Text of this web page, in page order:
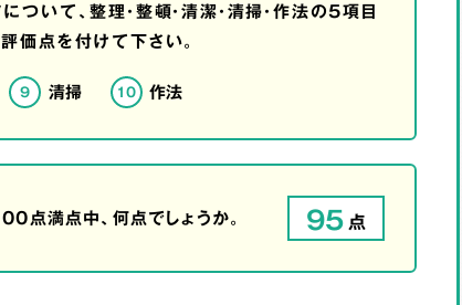
いて、整理・整頓・清潔・清掃・作法の5項目
価点を付けて下さい。
9 清掃 10 作法
点満点中、何点でしょうか。 95 点